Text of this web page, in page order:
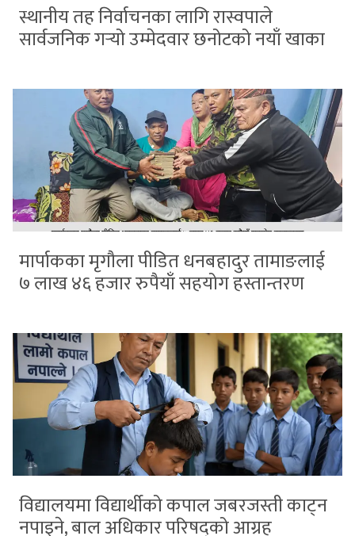
स्थानीय तह निर्वाचनका लागि रास्वपाले
सार्वजनिक गर्‍यो उम्मेदवार छनोटको नयाँ खाका
मार्पाकका मृगौला पीडित धनबहादुर तामाङलाई
७ लाख ४६ हजार रुपैयाँ सहयोग हस्तान्तरण
विद्यालयमा विद्यार्थीको कपाल जबरजस्ती काट्न
नपाइने, बाल अधिकार परिषद्को आग्रह